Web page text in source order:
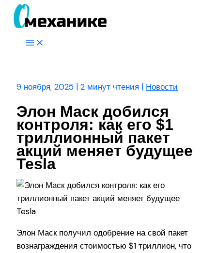
Перейти
Main
9 ноября, 2025 |2 минут чтения | Новости
Элон Маск добился
контроля: как его $1
триллионный пакет
акций меняет будущее
Tesla
Элон Маск получил одобрение на свой пакет
вознаграждения стоимостью $1 триллион, что